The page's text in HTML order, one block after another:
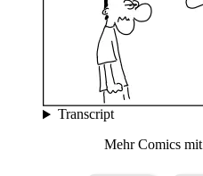
Transcript
Mehr Comics mit